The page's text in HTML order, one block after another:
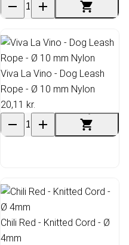
Viva La Vino - Dog Leash
Rope - Ø 10 mm Nylon
20,11 kr.
Chili Red - Knitted Cord - Ø
4mm